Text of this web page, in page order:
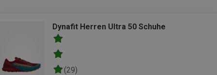
Dynafit Herren Ultra 50 Schuhe
(29)